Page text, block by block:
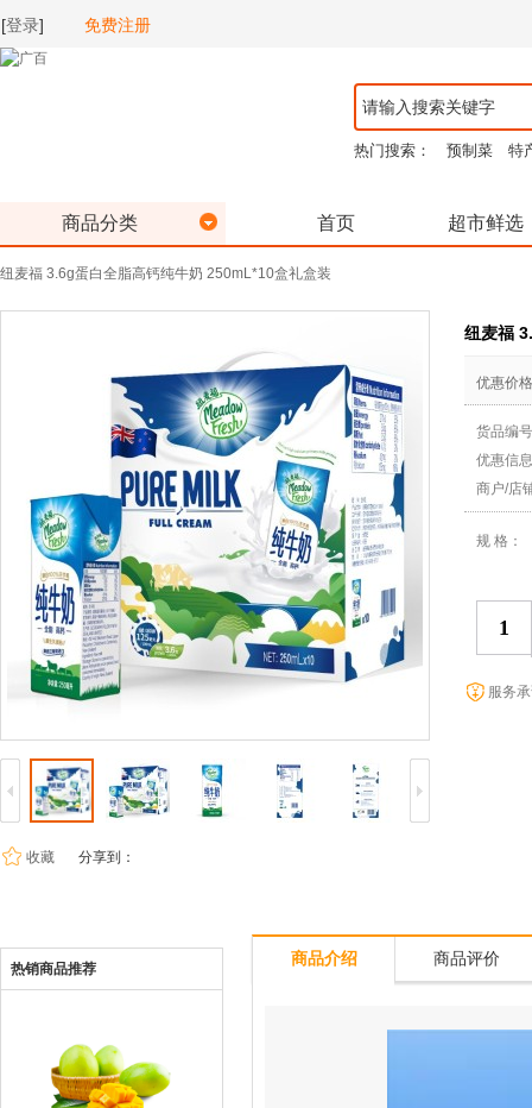
[登录] 免费注册
热门搜索： 预制菜 特
商品分类 首页 超市鲜选
纽麦福 3.6g蛋白全脂高钙纯牛奶 250mL*10盒礼盒装
收藏 分享到：
纽麦福
优惠价
货品编
优惠信
商户/店
规 格：
服务
热销商品推荐
商品介绍 商品评价